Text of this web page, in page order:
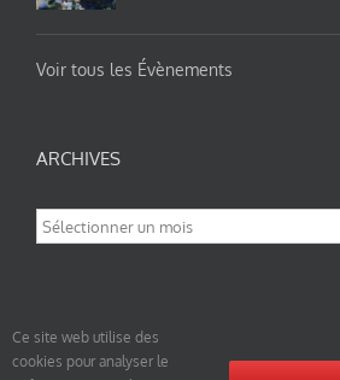
Voir tous les Évènements
ARCHIVES
Archives
Ce site web utilise des
cookies pour analyser le